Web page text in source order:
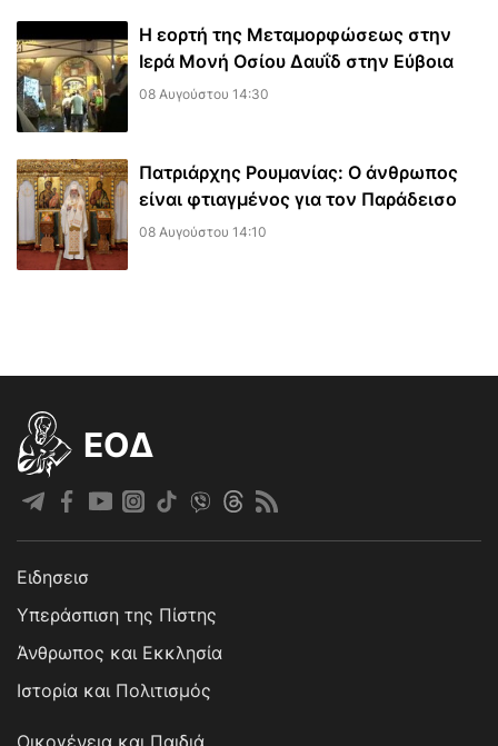
Η εορτή της Μεταμορφώσεως στην
Ιερά Μονή Οσίου Δαυΐδ στην Εύβοια
08 Αυγούστου 14:30
Πατριάρχης Ρουμανίας: Ο άνθρωπος
είναι φτιαγμένος για τον Παράδεισο
08 Αυγούστου 14:10
EOΔ
Ειδησεισ
Υπεράσπιση της Πίστης
Άνθρωπος και Εκκλησία
Ιστορία και Πολιτισμός